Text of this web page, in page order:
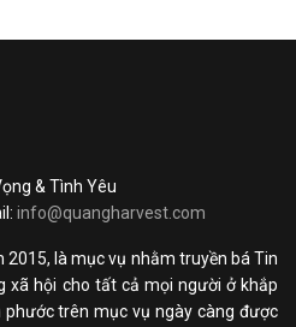
& Tình Yêu
info@quangharvest.com
là mục vụ nhằm truyền bá Tin
xã hội cho tất cả mọi người ở khắp
phước trên mục vụ ngày càng được